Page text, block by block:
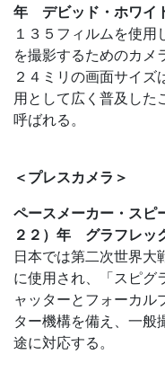
年 デビッド・ホワイ
１３５フィルムを使
を撮影するためのカメ
２４ミリの画面サイ
用として広く普及した
呼ばれる。
＜プレスカメラ＞
ペースメーカー・ス
２２）年 グラフレッ
日本では第二次世界大
に使用され、「スピグ
ャッターとフォーカル
ター機構を備え、一般
途に対応する。